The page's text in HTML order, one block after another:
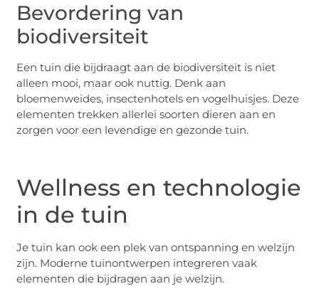
Bevordering van
biodiversiteit
Een tuin die bijdraagt aan de biodiversiteit is niet
alleen mooi, maar ook nuttig. Denk aan
bloemenweides, insectenhotels en vogelhuisjes. Deze
elementen trekken allerlei soorten dieren aan en
zorgen voor een levendige en gezonde tuin.
Wellness en technologie
in de tuin
Je tuin kan ook een plek van ontspanning en welzijn
zijn. Moderne tuinontwerpen integreren vaak
elementen die bijdragen aan je welzijn.